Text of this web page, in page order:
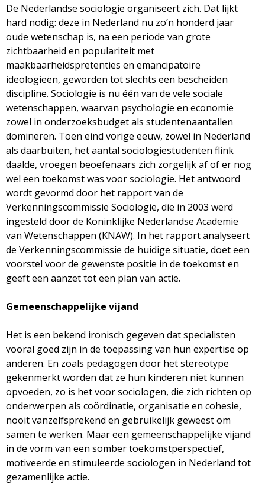
z
i
n
e
De Nederlandse sociologie organiseert zich. Dat lijkt
hard nodig: deze in Nederland nu zo’n honderd jaar
oude wetenschap is, na een periode van grote
zichtbaarheid en populariteit met
maakbaarheidspretenties en emancipatoire
ideologieën, geworden tot slechts een bescheiden
discipline. Sociologie is nu één van de vele sociale
wetenschappen, waarvan psychologie en economie
zowel in onderzoeksbudget als studentenaantallen
domineren. Toen eind vorige eeuw, zowel in Nederland
als daarbuiten, het aantal sociologiestudenten flink
daalde, vroegen beoefenaars zich zorgelijk af of er nog
wel een toekomst was voor sociologie. Het antwoord
wordt gevormd door het rapport van de
Verkenningscommissie Sociologie, die in 2003 werd
ingesteld door de Koninklijke Nederlandse Academie
van Wetenschappen (KNAW). In het rapport analyseert
de Verkenningscommissie de huidige situatie, doet een
voorstel voor de gewenste positie in de toekomst en
geeft een aanzet tot een plan van actie.
Gemeenschappelijke vijand
Het is een bekend ironisch gegeven dat specialisten
vooral goed zijn in de toepassing van hun expertise op
anderen. En zoals pedagogen door het stereotype
gekenmerkt worden dat ze hun kinderen niet kunnen
opvoeden, zo is het voor sociologen, die zich richten op
onderwerpen als coördinatie, organisatie en cohesie,
nooit vanzelfsprekend en gebruikelijk geweest om
samen te werken. Maar een gemeenschappelijke vijand
in de vorm van een somber toekomstperspectief,
motiveerde en stimuleerde sociologen in Nederland tot
gezamenlijke actie.